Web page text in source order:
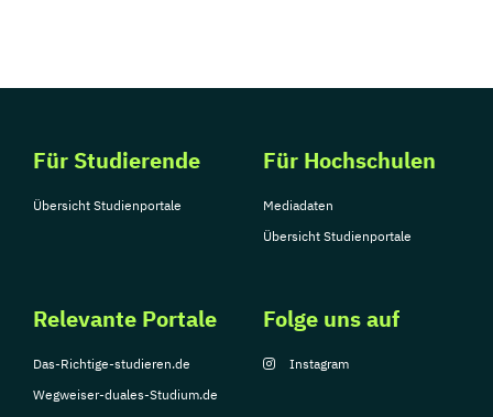
Für Studierende
Übersicht Studienportale
Für Hochschulen
Mediadaten
Übersicht Studienportale
Relevante Portale
Das-Richtige-studieren.de
Wegweiser-duales-Studium.de
Folge uns auf
Instagram